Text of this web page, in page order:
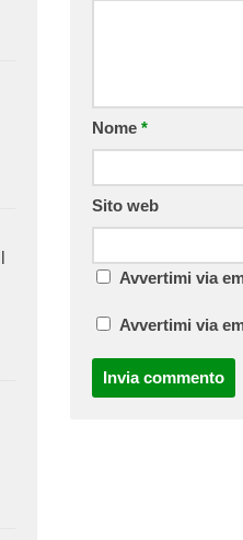
Nome *
Sito web
Avvertimi via
Avvertimi via